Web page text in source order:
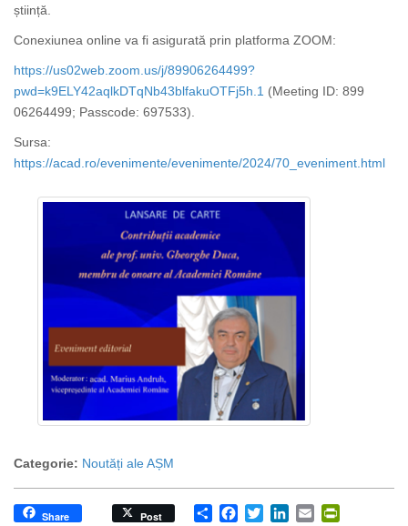
știință.
Conexiunea online va fi asigurată prin platforma ZOOM:
https://us02web.zoom.us/j/89906264499?
pwd=k9ELY42aqlkDTqNb43blfakuOTFj5h.1 (Meeting ID: 899
06264499; Passcode: 697533).
Sursa:
https://acad.ro/evenimente/evenimente/2024/70_eveniment.html
Categorie: Noutăți ale AȘM
Share
Share Post Facebook
TwitterLinkedIn
Email